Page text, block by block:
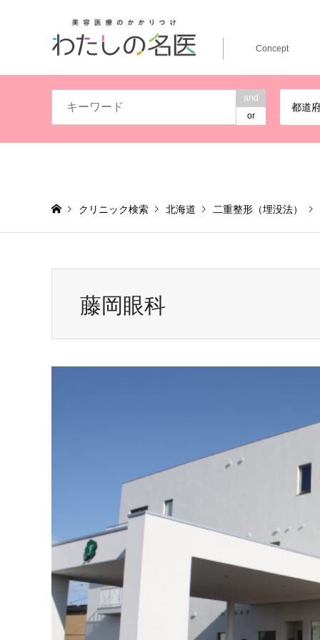
and
or
都道
Concept
クリニック検索 北海道 二重整形（埋没法）
藤岡眼科